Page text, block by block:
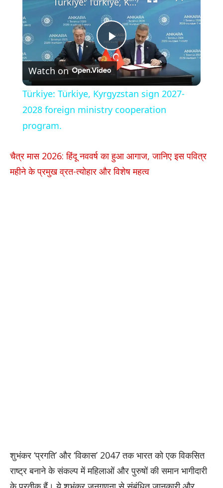
Play
Video
Watch on
Türkiye: Türkiye, Kyrgyzstan sign 2027-
2028 foreign ministry cooperation
program.
चैत्र मास 2026: हिंदू नववर्ष का हुआ आगाज, जानिए इस पवित्र
महीने के प्रमुख व्रत-त्योहार और विशेष महत्व
शुभंकर ‘प्रगति’ और ‘विकास’ 2047 तक भारत को एक विकसित
राष्ट्र बनाने के संकल्प में महिलाओं और पुरुषों की समान भागीदारी